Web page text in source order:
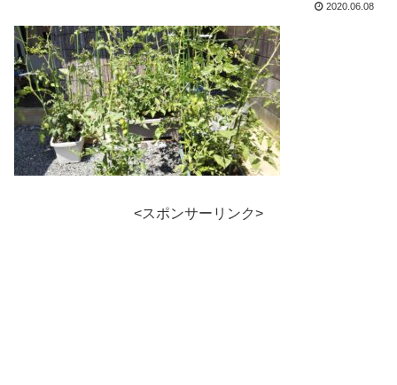
2020.06.08
<スポンサーリンク>